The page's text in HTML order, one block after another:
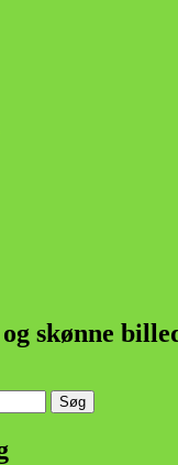
skønne